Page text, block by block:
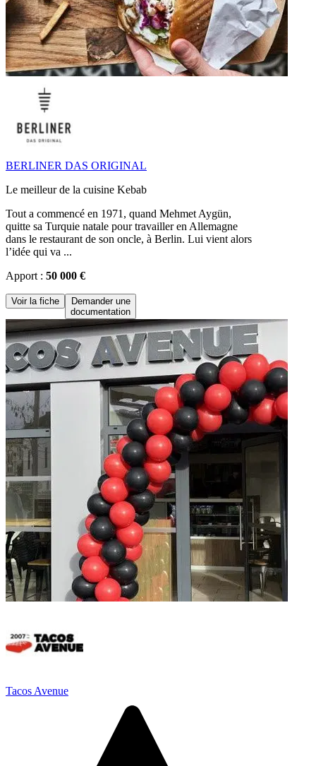
BERLINER DAS ORIGINAL
Le meilleur de la cuisine Kebab
Tout a commencé en 1971, quand Mehmet Aygün,
quitte sa Turquie natale pour travailler en Allemagne
dans le restaurant de son oncle, à Berlin. Lui vient alors
l’idée qui va ...
Apport : 50 000 €
Voir la fiche
Demander une
documentation
Tacos Avenue